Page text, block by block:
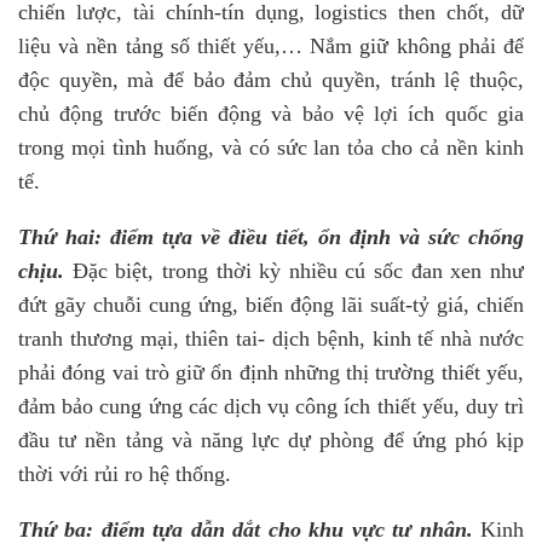
chiến lược, tài chính-tín dụng, logistics then chốt, dữ
liệu và nền tảng số thiết yếu,… Nắm giữ không phải để
độc quyền, mà để bảo đảm chủ quyền, tránh lệ thuộc,
chủ động trước biến động và bảo vệ lợi ích quốc gia
trong mọi tình huống, và có sức lan tỏa cho cả nền kinh
tế.
Thứ hai: điểm tựa về điều tiết, ổn định và sức chống
chịu. Đặc biệt, trong thời kỳ nhiều cú sốc đan xen như
đứt gãy chuỗi cung ứng, biến động lãi suất-tỷ giá, chiến
tranh thương mại, thiên tai- dịch bệnh, kinh tế nhà nước
phải đóng vai trò giữ ổn định những thị trường thiết yếu,
đảm bảo cung ứng các dịch vụ công ích thiết yếu, duy trì
đầu tư nền tảng và năng lực dự phòng để ứng phó kịp
thời với rủi ro hệ thống.
Thứ ba: điểm tựa dẫn dắt cho khu vực tư nhân. Kinh